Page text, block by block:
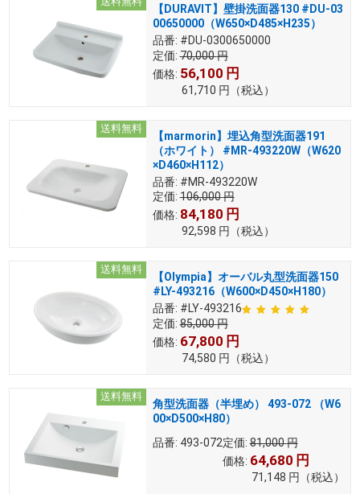
【DURAVIT】壁掛洗面器130 #DU-03
00650000（W650×D485×H235）
品番: #DU-0300650000
定価: 70,000円
価格: 56,100 円
61,710 円 （税込）
送料無料
【marmorin】埋込角型洗面器191
（ホワイト） #MR-493220W（W620
×D460×H112）
品番: #MR-493220W
定価: 106,000円
価格: 84,180 円
92,598 円 （税込）
送料無料
【Olympia】オーバル丸型洗面器150
#LY-493216（W600×D450×H180）
品番: #LY-493216
定価: 85,000円
価格: 67,800 円
74,580 円 （税込）
送料無料
角型洗面器（半埋め） 493-072 （W6
00×D500×H80）
品番: 493-072定価: 81,000円
価格: 64,680 円
71,148 円 （税込）